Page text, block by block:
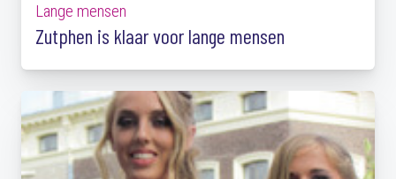
Lange mensen
Zutphen is klaar voor lange mensen